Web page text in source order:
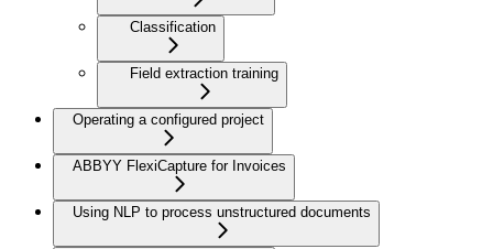
Classification
Field extraction training
Operating a configured project
ABBYY FlexiCapture for Invoices
Using NLP to process unstructured documents